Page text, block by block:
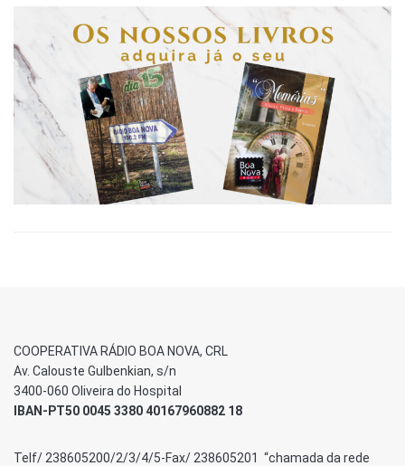
COOPERATIVA RÁDIO BOA NOVA, CRL
Av. Calouste Gulbenkian, s/n
3400-060 Oliveira do Hospital
IBAN-PT50 0045 3380 40167960882 18
Telf/ 238605200/2/3/4/5-Fax/ 238605201 “chamada da rede